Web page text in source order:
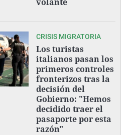
CRISIS MIGRATORIA
Los turistas
italianos pasan los
primeros controles
fronterizos tras la
decisión del
Gobierno: "Hemos
decidido traer el
pasaporte por esta
razón"